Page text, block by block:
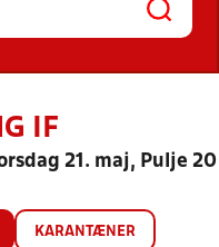
IF
21. maj, Pulje 20
KARANTÆNER